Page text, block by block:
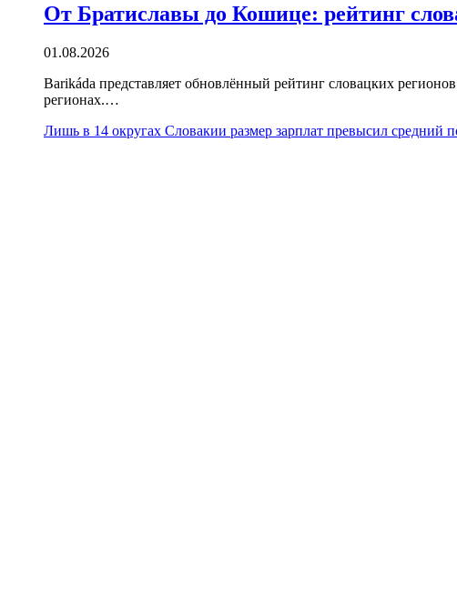
От Братиславы до Кошице: рейтинг
01.08.2026
Barikáda представляет обновлённый рейтинг словацких
регионах.…
Лишь в 14 округах Словакии размер зарплат превысил средний